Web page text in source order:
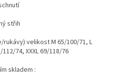
střih
velikost M 65/100/71, L
74, XXXL 69/118/76
skladem :